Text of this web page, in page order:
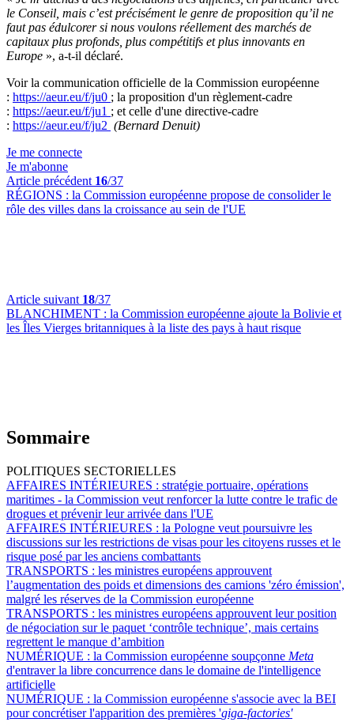
le Conseil, mais c’est précisément le genre de proposition qu’il ne
faut pas édulcorer si nous voulons réellement des marchés de
capitaux plus profonds, plus compétitifs et plus innovants en
Europe », a-t-il déclaré.
Voir la communication officielle de la Commission européenne
: https://aeur.eu/f/ju0 ; la proposition d'un règlement-cadre
: https://aeur.eu/f/ju1 ; et celle d'une directive-cadre
: https://aeur.eu/f/ju2 (Bernard Denuit)
Je me connecte
Je m'abonne
Article précédent 16/37
RÉGIONS : la Commission européenne propose de consolider le
rôle des villes dans la croissance au sein de l'UE
Article suivant 18/37
BLANCHIMENT : la Commission européenne ajoute la Bolivie et
les Îles Vierges britanniques à la liste des pays à haut risque
Sommaire
POLITIQUES SECTORIELLES
AFFAIRES INTÉRIEURES : stratégie portuaire, opérations
maritimes - la Commission veut renforcer la lutte contre le trafic de
drogues et prévenir leur arrivée dans l'UE
AFFAIRES INTÉRIEURES : la Pologne veut poursuivre les
discussions sur les restrictions de visas pour les citoyens russes et le
risque posé par les anciens combattants
TRANSPORTS : les ministres européens approuvent
l’augmentation des poids et dimensions des camions 'zéro émission',
malgré les réserves de la Commission européenne
TRANSPORTS : les ministres européens approuvent leur position
de négociation sur le paquet ‘contrôle technique’, mais certains
regrettent le manque d’ambition
NUMÉRIQUE : la Commission européenne soupçonne Meta
d'entraver la libre concurrence dans le domaine de l'intelligence
artificielle
NUMÉRIQUE : la Commission européenne s'associe avec la BEI
pour concrétiser l'apparition des premières 'giga-factories'